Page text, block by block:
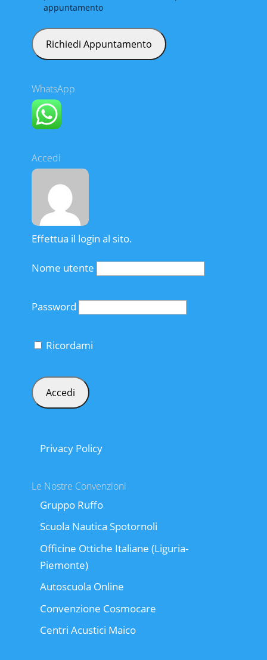
appuntamento
WhatsApp
Accedi
Effettua il login al sito.
Nome utente
Password
Ricordami
Privacy Policy
Le Nostre Convenzioni
Gruppo Ruffo
Scuola Nautica Spotornoli
Officine Ottiche Italiane (Liguria-
Piemonte)
Autoscuola Online
Convenzione Cosmocare
Centri Acustici Maico